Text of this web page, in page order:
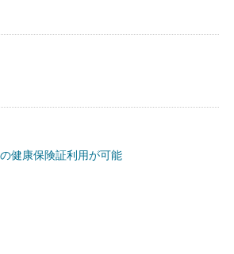
健康保険証利用が可能